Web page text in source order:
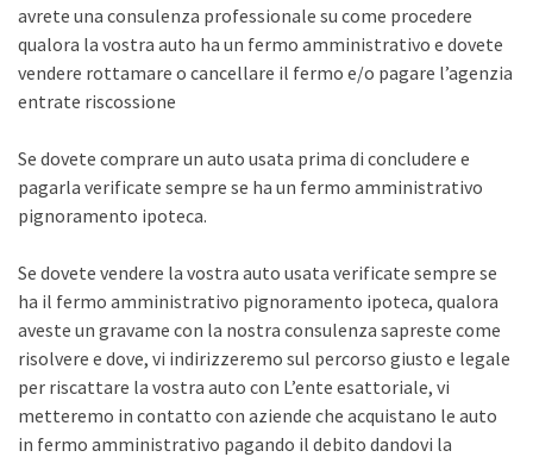
avrete una consulenza professionale su come procedere
qualora la vostra auto ha un fermo amministrativo e dovete
vendere rottamare o cancellare il fermo e/o pagare l’agenzia
entrate riscossione
Se dovete comprare un auto usata prima di concludere e
pagarla verificate sempre se ha un fermo amministrativo
pignoramento ipoteca.
Se dovete vendere la vostra auto usata verificate sempre se
ha il fermo amministrativo pignoramento ipoteca, qualora
aveste un gravame con la nostra consulenza sapreste come
risolvere e dove, vi indirizzeremo sul percorso giusto e legale
per riscattare la vostra auto con L’ente esattoriale, vi
metteremo in contatto con aziende che acquistano le auto
in fermo amministrativo pagando il debito dandovi la